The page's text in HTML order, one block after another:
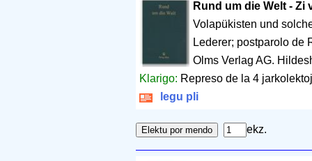
Rund um die Welt - Zi
Volapükisten und
Lederer; postparolo de
Olms Verlag AG.
Klarigo: Represo de la 4
legu pli
ekz.